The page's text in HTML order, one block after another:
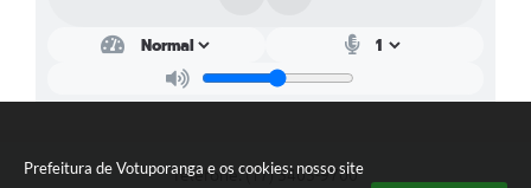
Prefeitura de Votuporanga e os cookies: nosso site
Telefone: (17) 3405-9700